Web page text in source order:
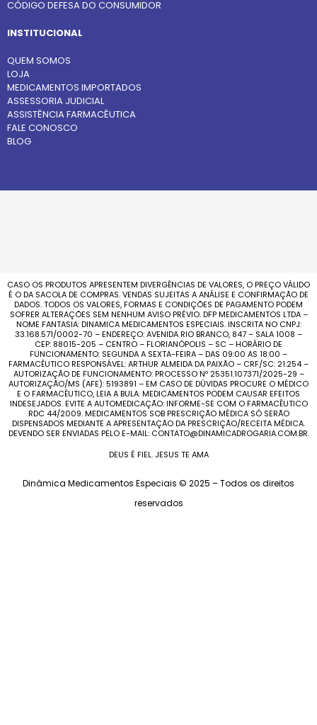
CÓDIGO DEFESA DO CONSUMIDOR
INSTITUCIONAL
QUEM SOMOS
LOJA
MEDICAMENTOS IMPORTADOS
ASSESSORIA JUDICIAL
ASSISTÊNCIA FARMACÊUTICA
FALE CONOSCO
BLOG
CASO OS PRODUTOS APRESENTEM DIVERGÊNCIAS DE VALORES, O PREÇO VÁLIDO
É O DA SACOLA DE COMPRAS. VENDAS SUJEITAS A ANÁLISE E CONFIRMAÇÃO DE
DADOS. TODOS OS VALORES, FORMAS E CONDIÇÕES DE PAGAMENTO PODEM
SOFRER ALTERAÇÕES SEM NENHUM AVISO PRÉVIO. DFP MEDICAMENTOS LTDA –
NOME FANTASIA: DINAMICA MEDICAMENTOS ESPECIAIS. INSCRITA NO CNPJ:
33.168.571/0002-70 – ENDEREÇO: AVENIDA RIO BRANCO, 847 – SALA 1008 –
CEP: 88015-205 – CENTRO – FLORIANÓPOLIS – SC – HORÁRIO DE
FUNCIONAMENTO: SEGUNDA A SEXTA-FEIRA – DAS 09:00 AS 18:00 –
FARMACÊUTICO RESPONSÁVEL: ARTHUR ALMEIDA DA PAIXÃO – CRF/SC: 21.254 –
AUTORIZAÇÃO DE FUNCIONAMENTO: PROCESSO Nº 25351.107371/2025-29 –
AUTORIZAÇÃO/MS (AFE): 5193891 – EM CASO DE DÚVIDAS PROCURE O MÉDICO
E O FARMACÊUTICO, LEIA A BULA. MEDICAMENTOS PODEM CAUSAR EFEITOS
INDESEJADOS. EVITE A AUTOMEDICAÇÃO: INFORME-SE COM O FARMACÊUTICO
RDC 44/2009. MEDICAMENTOS SOB PRESCRIÇÃO MÉDICA SÓ SERÃO
DISPENSADOS MEDIANTE A APRESENTAÇÃO DA PRESCRIÇÃO/RECEITA MÉDICA.
DEVENDO SER ENVIADAS PELO E-MAIL: CONTATO@DINAMICADROGARIA.COM.BR.
DEUS É FIEL. JESUS TE AMA
Dinâmica Medicamentos Especiais © 2025 – Todos os direitos
reservados